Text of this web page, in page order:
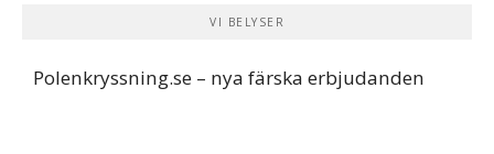
VI BELYSER
Polenkryssning.se – nya färska erbjudanden